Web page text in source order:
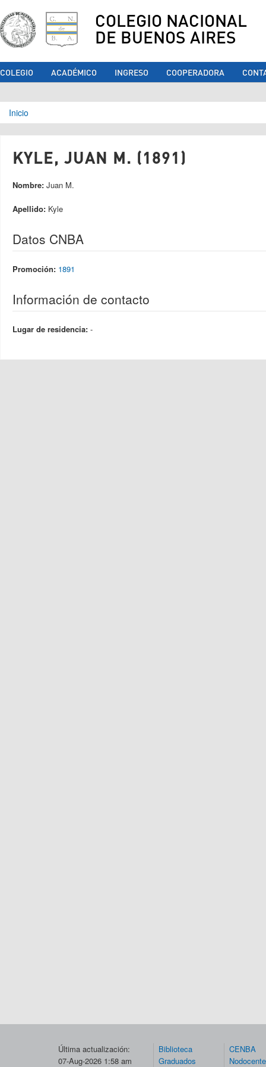
COLEGIO NACIONAL
DE BUENOS AIRES
COLEGIO ACADÉMICO INGRESO COOPERADORA
Se encuentra usted aquí
Inicio
KYLE, JUAN M. (1891)
Nombre: Juan M.
Apellido: Kyle
Datos CNBA
Promoción: 1891
Información de contacto
Lugar de residencia: -
Última actualización:
07-Aug-2026 1:58 am
Biblioteca
Graduados
CENBA